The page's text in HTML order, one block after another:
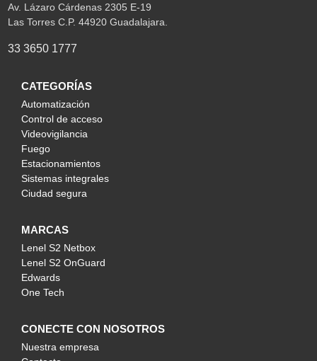
Av. Lázaro Cárdenas 2305 E-19
Las Torres C.P. 44920 Guadalajara.
33 3650 1777
CATEGORÍAS
Automatización
Control de acceso
Videovigilancia
Fuego
Estacionamientos
Sistemas integrales
Ciudad segura
MARCAS
Lenel S2 Netbox
Lenel S2 OnGuard
Edwards
One Tech
CONECTE CON NOSOTROS
Nuestra empresa